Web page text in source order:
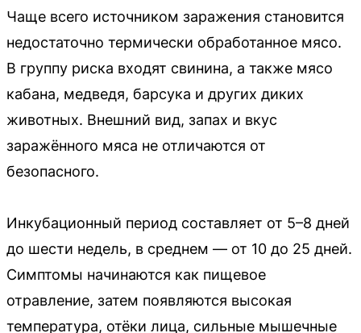
Чаще всего источником заражения становится
недостаточно термически обработанное мясо.
В группу риска входят свинина, а также мясо
кабана, медведя, барсука и других диких
животных. Внешний вид, запах и вкус
заражённого мяса не отличаются от
безопасного.
Инкубационный период составляет от 5–8 дней
до шести недель, в среднем — от 10 до 25 дней.
Симптомы начинаются как пищевое
отравление, затем появляются высокая
температура, отёки лица, сильные мышечные